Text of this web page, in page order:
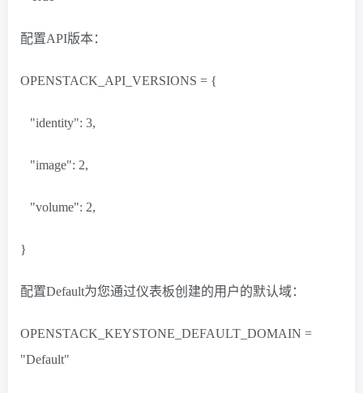
配置API版本：
OPENSTACK_API_VERSIONS = {
"identity": 3,
"image": 2,
"volume": 2,
}
配置Default为您通过仪表板创建的用户的默认域：
OPENSTACK_KEYSTONE_DEFAULT_DOMAIN =
"Default"